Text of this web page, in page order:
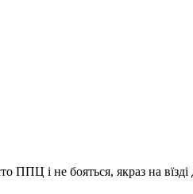
ППЦ і не бояться, якраз на вїзді